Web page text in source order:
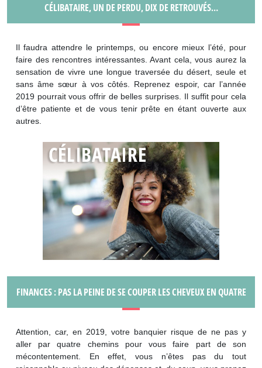
CÉLIBATAIRE, UN DE PERDU, DIX DE RETROUVÉS…
Il faudra attendre le printemps, ou encore mieux l’été, pour
faire des rencontres intéressantes. Avant cela, vous aurez la
sensation de vivre une longue traversée du désert, seule et
sans âme sœur à vos côtés. Reprenez espoir, car l’année
2019 pourrait vous offrir de belles surprises. Il suffit pour cela
d’être patiente et de vous tenir prête en étant ouverte aux
autres.
FINANCES : PAS LA PEINE DE SE COUPER LES CHEVEUX EN QUATRE
Attention, car, en 2019, votre banquier risque de ne pas y
aller par quatre chemins pour vous faire part de son
mécontentement. En effet, vous n’êtes pas du tout